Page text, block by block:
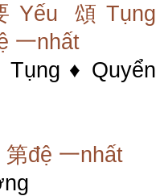
Yếu
頌Tụng
一nhất
Tụng ♦ Quyển
第đệ 一nhất